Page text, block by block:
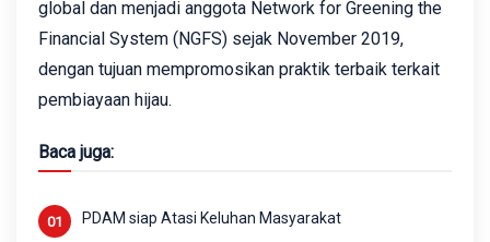
global dan menjadi anggota Network for Greening the
Financial System (NGFS) sejak November 2019,
dengan tujuan mempromosikan praktik terbaik terkait
pembiayaan hijau.
Baca juga:
PDAM siap Atasi Keluhan Masyarakat